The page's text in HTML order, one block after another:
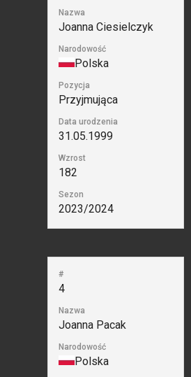
Nazwa
Joanna Ciesielczyk
Narodowość
Polska
Pozycja
Przyjmująca
Data urodzenia
31.05.1999
Wzrost
182
Sezon
2023/2024
#
4
Nazwa
Joanna Pacak
Narodowość
Polska